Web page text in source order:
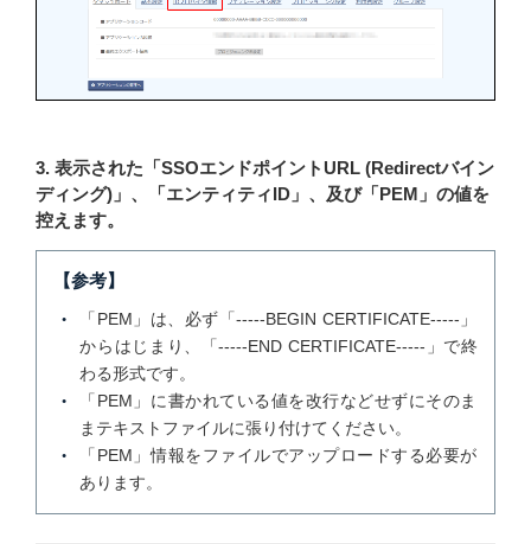
3. 表示された「SSOエンドポイントURL (Redirectバイン
ディング)」、「エンティティID」、及び「PEM」の値を
控えます。
【参考】
「PEM」は、必ず「-----BEGIN CERTIFICATE-----」
からはじまり、「-----END CERTIFICATE-----」で終
わる形式です。
「PEM」に書かれている値を改行などせずにそのま
まテキストファイルに張り付けてください。
「PEM」情報をファイルでアップロードする必要が
あります。